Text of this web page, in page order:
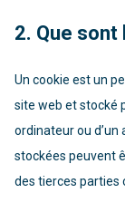
2. Que
Un cookie est un
site web et stocké
ordinateur ou
stockées peuvent
des tierces parties